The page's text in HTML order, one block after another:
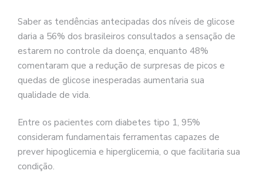
Saber as tendências antecipadas dos níveis de glicose
daria a 56% dos brasileiros consultados a sensação de
estarem no controle da doença, enquanto 48%
comentaram que a redução de surpresas de picos e
quedas de glicose inesperadas aumentaria sua
qualidade de vida.
Entre os pacientes com diabetes tipo 1, 95%
consideram fundamentais ferramentas capazes de
prever hipoglicemia e hiperglicemia, o que facilitaria sua
condição.